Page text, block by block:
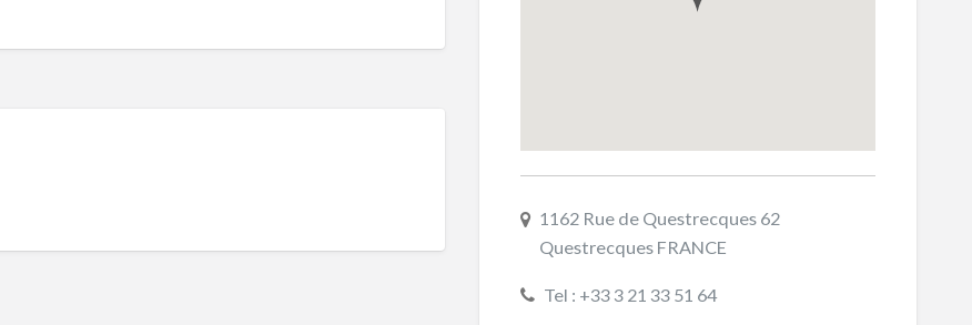
1162 Rue de Questrecques 62
Questrecques FRANCE
Tel : +33 3 21 33 51 64